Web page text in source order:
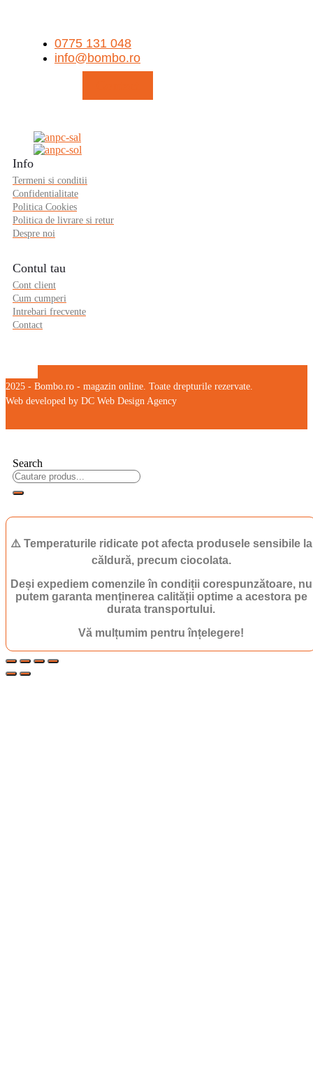
0775 131 048
info@bombo.ro
Info
Termeni si conditii
Confidentialitate
Politica Cookies
Politica de livrare si retur
Despre noi
Contul tau
Cont client
Cum cumperi
Intrebari frecvente
Contact
2025 - Bombo.ro - magazin online. Toate drepturile rezervate.
Web developed by DC Web Design Agency
Search
⚠️ Temperaturile ridicate pot afecta produsele sensibile la
căldură, precum ciocolata.
Deși expediem comenzile în condiții corespunzătoare, nu
putem garanta menținerea calității optime a acestora pe
durata transportului.
Vă mulțumim pentru înțelegere!